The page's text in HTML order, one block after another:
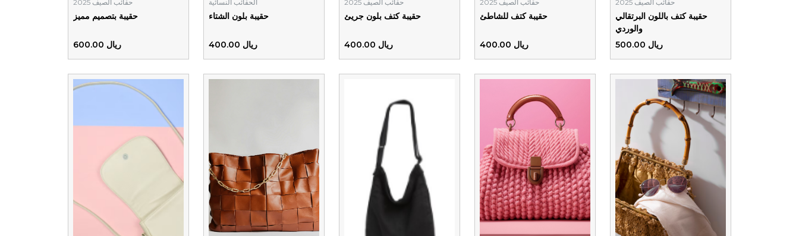
حقائب الصيف 2025
حقيبة بتصميم مميز
ريال 600.00
الحقائب النسائية
حقيبة بلون الشتاء
ريال 400.00
حقائب الصيف 2025
حقيبة كتف بلون جريئ
ريال 400.00
حقائب الصيف 2025
حقيبة كتف للشاطئ
ريال 400.00
حقائب الصيف 2025
حقيبة كتف باللون البرتقالي
والوردي
ريال 500.00